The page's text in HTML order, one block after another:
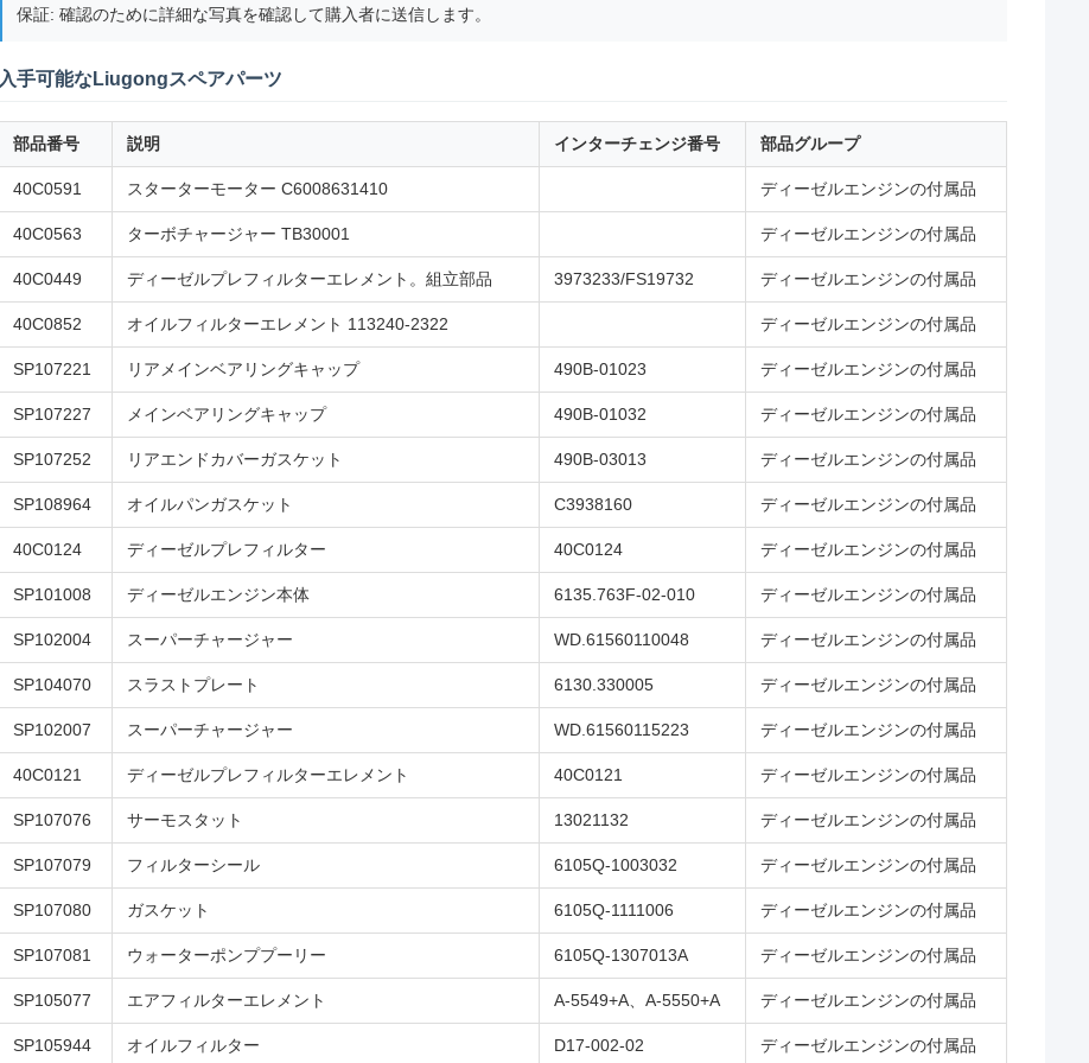
保証: 確認のために詳細な写真を確認して購入者に送信します。
入手可能なLiugongスペアパーツ
部品番号 説明 インターチェンジ番号 部品グループ
40C0591 スターターモーター C6008631410 ディーゼルエンジンの付属品
40C0563 ターボチャージャー TB30001 ディーゼルエンジンの付属品
40C0449 ディーゼルプレフィルターエレメント。組立部品 3973233/FS19732 ディーゼルエンジンの付属品
40C0852 オイルフィルターエレメント 113240-2322 ディーゼルエンジンの付属品
SP107221 リアメインベアリングキャップ 490B-01023 ディーゼルエンジンの付属品
SP107227 メインベアリングキャップ 490B-01032 ディーゼルエンジンの付属品
SP107252 リアエンドカバーガスケット 490B-03013 ディーゼルエンジンの付属品
SP108964 オイルパンガスケット C3938160 ディーゼルエンジンの付属品
40C0124 ディーゼルプレフィルター 40C0124 ディーゼルエンジンの付属品
SP101008 ディーゼルエンジン本体 6135.763F-02-010 ディーゼルエンジンの付属品
SP102004 スーパーチャージャー WD.61560110048 ディーゼルエンジンの付属品
SP104070 スラストプレート 6130.330005 ディーゼルエンジンの付属品
SP102007 スーパーチャージャー WD.61560115223 ディーゼルエンジンの付属品
40C0121 ディーゼルプレフィルターエレメント 40C0121 ディーゼルエンジンの付属品
SP107076 サーモスタット 13021132 ディーゼルエンジンの付属品
SP107079 フィルターシール 6105Q-1003032 ディーゼルエンジンの付属品
SP107080 ガスケット 6105Q-1111006 ディーゼルエンジンの付属品
SP107081 ウォーターポンププーリー 6105Q-1307013A ディーゼルエンジンの付属品
SP105077 エアフィルターエレメント A-5549+A、A-5550+A ディーゼルエンジンの付属品
SP105944 オイルフィルター D17-002-02 ディーゼルエンジンの付属品